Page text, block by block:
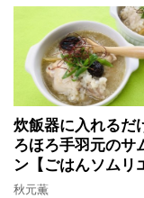
炊飯器に入れるだ
ろほろ手羽元のサ
ン【ごはんソムリ
ピ】
秋元薫